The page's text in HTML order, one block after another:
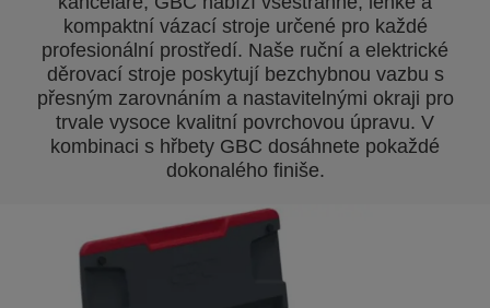
kompaktní vázací stroje určené pro každé
profesionální prostředí. Naše ruční a elektrické
děrovací stroje poskytují bezchybnou vazbu s
přesným zarovnáním a nastavitelnými okraji pro
trvale vysoce kvalitní povrchovou úpravu. V
kombinaci s hřbety GBC dosáhnete pokaždé
dokonalého finiše.